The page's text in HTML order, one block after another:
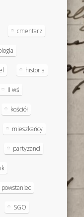
cmentarz
historia
II wś
kościół
mieszkańcy
partyzanci
powstaniec
SGO